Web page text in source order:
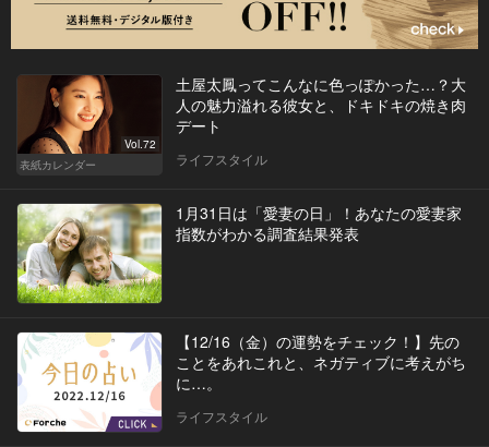
Vol.72
表紙カレンダー
土屋太鳳ってこんなに色っぽかった…？大
人の魅力溢れる彼女と、ドキドキの焼き肉
デート
ライフスタイル
1月31日は「愛妻の日」！あなたの愛妻家
指数がわかる調査結果発表
【12/16（金）の運勢をチェック！】先の
ことをあれこれと、ネガティブに考えがち
に…。
ライフスタイル